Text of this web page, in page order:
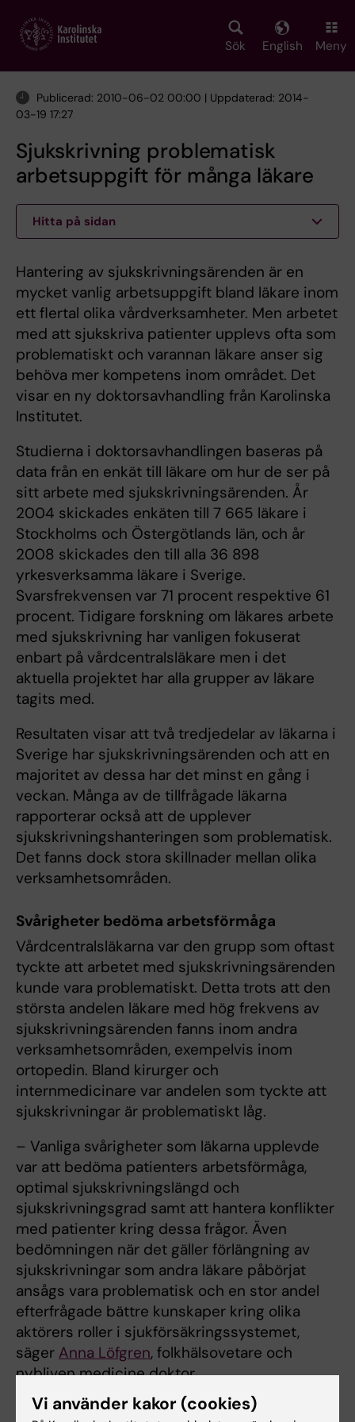
main
Sök English Meny
Publicerad: 2010-06-02 00:00 | Uppdaterad: 2014-
03-19 17:27
Sjukskrivning problematisk
arbetsuppgift för många läkare
Hitta på sidan
Hantering av sjukskrivningsärenden är en
mycket vanlig arbetsuppgift bland läkare inom
ett flertal olika vårdverksamheter. Men arbetet
med att sjukskriva patienter upplevs ofta som
problematiskt och varannan läkare anser sig
behöva mer kompetens inom området. Det
visar en ny doktorsavhandling från Karolinska
Institutet.
Studierna i doktorsavhandlingen baseras på
data från en enkät till läkare om hur de ser på
sitt arbete med sjukskrivningsärenden. År
2004 skickades enkäten till 7 665 läkare i
Stockholms och Östergötlands län, och år
2008 skickades den till alla 36 898
yrkesverksamma läkare i Sverige.
Svarsfrekvensen var 71 procent respektive 61
procent. Tidigare forskning om läkares arbete
med sjukskrivning har vanligen fokuserat
enbart på vårdcentralsläkare men i det
aktuella projektet har alla grupper av läkare
tagits med.
Resultaten visar att två tredjedelar av läkarna i
Sverige har sjukskrivningsärenden och att en
majoritet av dessa har det minst en gång i
veckan. Många av de tillfrågade läkarna
rapporterar också att de upplever
sjukskrivningshanteringen som problematisk.
Det fanns dock stora skillnader mellan olika
verksamhetsområden.
Svårigheter bedöma arbetsförmåga
Vårdcentralsläkarna var den grupp som oftast
tyckte att arbetet med sjukskrivningsärenden
kunde vara problematiskt. Detta trots att den
största andelen läkare med hög frekvens av
sjukskrivningsärenden fanns inom andra
verksamhetsområden, exempelvis inom
ortopedin. Bland kirurger och
internmedicinare var andelen som tyckte att
sjukskrivningar är problematiskt låg.
– Vanliga svårigheter som läkarna upplevde
var att bedöma patienters arbetsförmåga,
optimal sjukskrivningslängd och
sjukskrivningsgrad samt att hantera konflikter
med patienter kring dessa frågor. Även
bedömningen när det gäller förlängning av
sjukskrivningar som andra läkare påbörjat
ansågs vara problematisk och en stor andel
efterfrågade bättre kunskaper kring olika
aktörers roller i sjukförsäkringssystemet,
säger Anna Löfgren, folkhälsovetare och
nybliven medicine doktor.
Bara var femte läkare ansåg att deras
Vi använder kakor (cookies)